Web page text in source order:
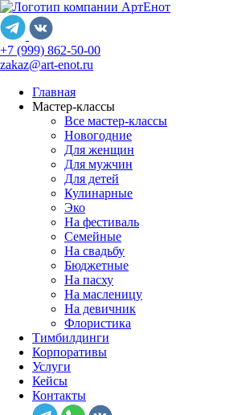
+7 (999) 862-50-00
zakaz@art-enot.ru
Главная
Мастер-классы
Все мастер-классы
Новогодние
Для женщин
Для мужчин
Для детей
Кулинарные
Эко
На фестиваль
Семейные
На свадьбу
Бюджетные
На пасху
На масленицу
На девичник
Флористика
Тимбилдинги
Корпоративы
Услуги
Кейсы
Контакты